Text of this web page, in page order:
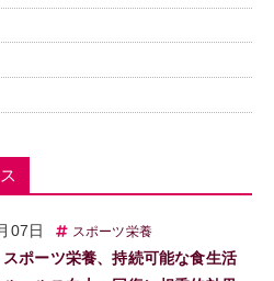
07日 スポーツ栄養
ポーツ栄養、持続可能な食生活